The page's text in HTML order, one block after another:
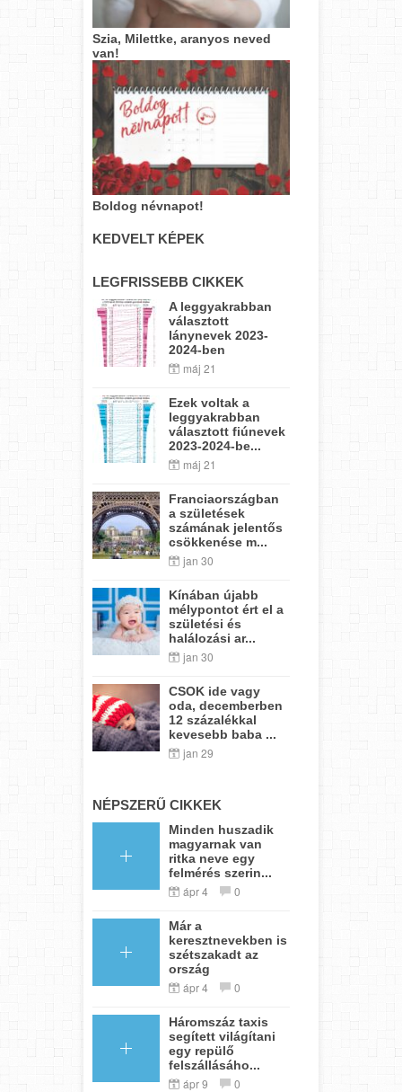
Szia, Milettke, aranyos neved
van!
Boldog névnapot!
KEDVELT KÉPEK
LEGFRISSEBB CIKKEK
A leggyakrabban
választott
lánynevek 2023-
2024-ben
máj 21
Ezek voltak a
leggyakrabban
választott fiúnevek
2023-2024-be...
máj 21
Franciaországban
a születések
számának jelentős
csökkenése m...
jan 30
Kínában újabb
mélypontot ért el a
születési és
halálozási ar...
jan 30
CSOK ide vagy
oda, decemberben
12 százalékkal
kevesebb baba ...
jan 29
NÉPSZERŰ CIKKEK
Minden huszadik
magyarnak van
ritka neve egy
felmérés szerin...
ápr 4 0
Már a
keresztnevekben is
szétszakadt az
ország
ápr 4 0
Háromszáz taxis
segített világítani
egy repülő
felszállásáho...
ápr 9 0